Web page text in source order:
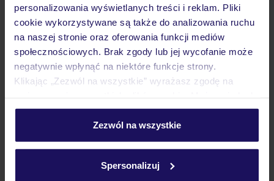
personalizowania wyświetlanych treści i reklam. Pliki
cookie wykorzystywane są także do analizowania ruchu
na naszej stronie oraz oferowania funkcji mediów
społecznościowych. Brak zgody lub jej wycofanie może
negatywnie wpłynąć na niektóre funkcje strony.
Klikając „Zezwól na wszystkie” wyrażasz zgodę na
personalizować swój wybór wchodząc w zakładkę
Szczegółowe informacje o plikach cookie znajdziesz
Zezwól na wszystkie
Spersonalizuj
Hotel
Opinie
Wyżywienie